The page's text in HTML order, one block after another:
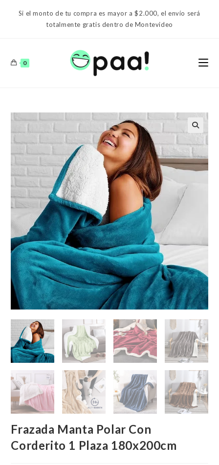
Si el monto de tu compra es mayor a $2.000, el envío será
totalmente gratis dentro de Montevideo
0
Frazada Manta Polar Con
Corderito 1 Plaza 180x200cm